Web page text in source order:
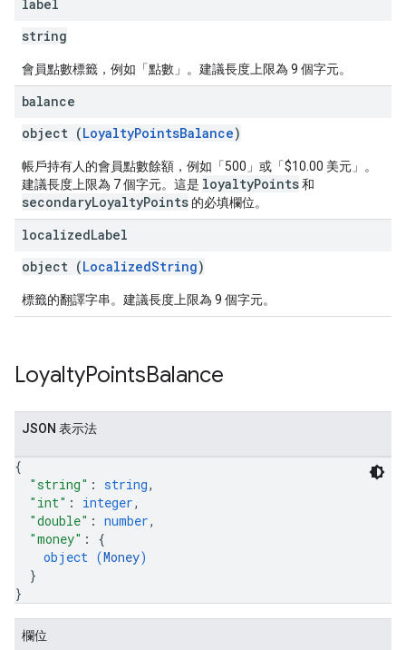
label
string
會員點數標籤，例如「點數」。建議長度上限為 9 個字元。
balance
object (LoyaltyPointsBalance)
帳戶持有人的會員點數餘額，例如「500」或「$10.00 美元」。
建議長度上限為 7 個字元。這是 loyaltyPoints和
secondaryLoyaltyPoints 的必填欄位。
localizedLabel
object (LocalizedString)
標籤的翻譯字串。建議長度上限為 9 個字元。
LoyaltyPointsBalance
JSON 表示法
{
"string" : string,
"int" : integer,
"double" : number,
"money" : {
object (Money)
}
}
欄位